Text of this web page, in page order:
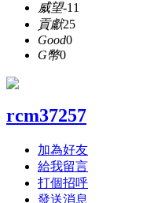
威望-11
貢獻25
Good0
G幣0
rcm37257
加為好友
給我留言
打個招呼
發送消息